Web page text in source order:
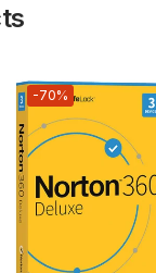
-70%